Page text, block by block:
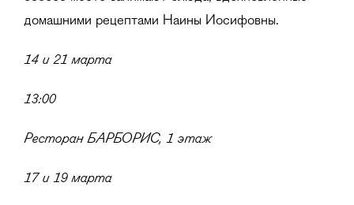
домашними рецептами Наины Иосифовны.
14 и 21 марта
13:00
Ресторан БАРБОРИС, 1 этаж
17 и 19 марта